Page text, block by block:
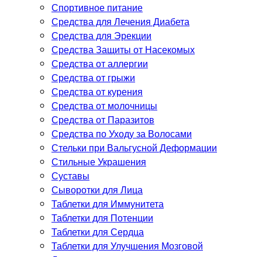
Спортивное питание
Средства для Лечения Диабета
Средства для Эрекции
Средства Защиты от Насекомых
Средства от аллергии
Средства от грыжи
Средства от курения
Средства от молочницы
Средства от Паразитов
Средства по Уходу за Волосами
Стельки при Вальгусной Деформации
Стильные Украшения
Суставы
Сыворотки для Лица
Таблетки для Иммунитета
Таблетки для Потенции
Таблетки для Сердца
Таблетки для Улучшения Мозговой